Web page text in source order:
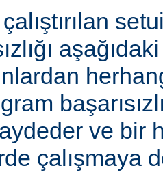
ve bir
çalışmaya